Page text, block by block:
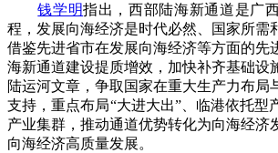
钱学明指出，西部陆海新通道是广
程，发展向海经济是时代必然、国家所需
借鉴先进省市在发展向海经济等方面的先
海新通道建设提质增效，加快补齐基础设
陆运河文章，争取国家在重大生产力布局
支持，重点布局“大进大出”、临港依托型
产业集群，推动通道优势转化为向海经济
向海经济高质量发展。